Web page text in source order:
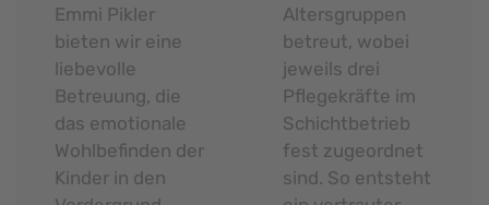
Emmi Pikler
bieten wir eine
liebevolle
Betreuung, die
das emotionale
Wohlbefinden der
Kinder in den
Altersgruppen
betreut, wobei
jeweils drei
Pflegekräfte im
Schichtbetrieb
fest zugeordnet
sind. So entsteht